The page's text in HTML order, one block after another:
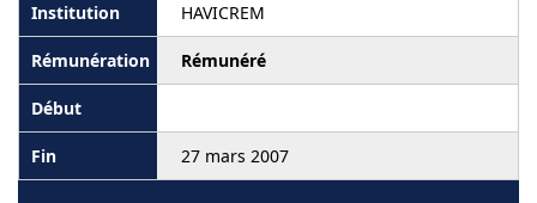
HAVICREM
Rémunéré
27 mars 2007